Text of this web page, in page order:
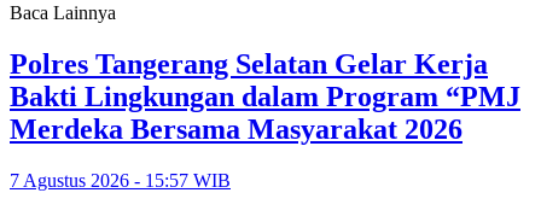
Baca Lainnya
Polres Tangerang Selatan Gelar Kerja
Bakti Lingkungan dalam Program “PMJ
Merdeka Bersama Masyarakat 2026
7 Agustus 2026 - 15:57 WIB